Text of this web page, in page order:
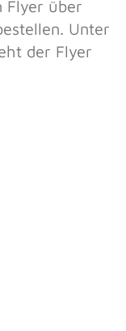
Flyer über
Unter
der Flyer